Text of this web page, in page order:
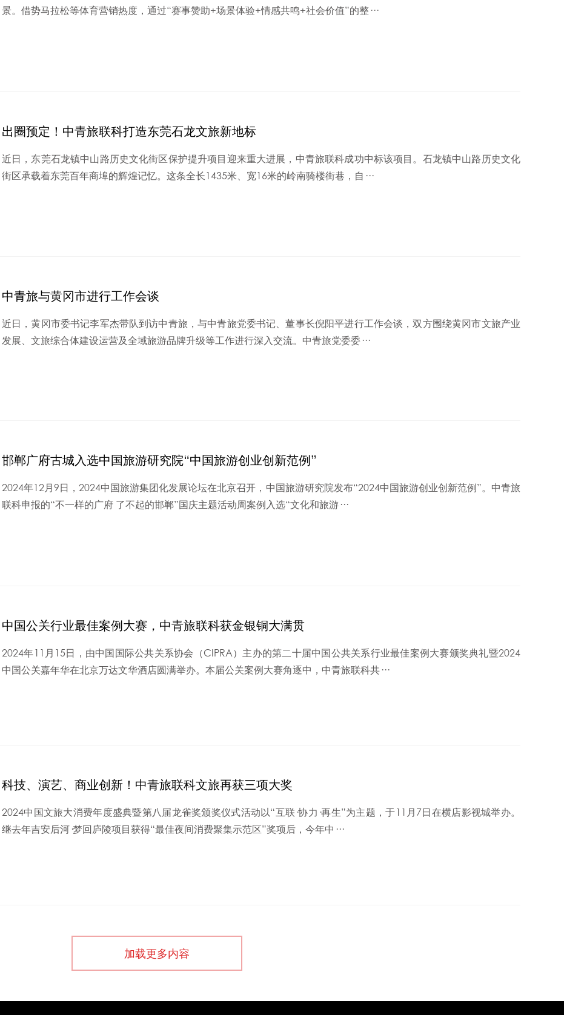
景。借势马拉松等体育营销热度，通过“赛事赞助+场景体验+情感共鸣+社会价值”的整···
出圈预定！中青旅联科打造东莞石龙文旅新地标
近日，东莞石龙镇中山路历史文化街区保护提升项目迎来重大进展，中青旅联科成功中标该项目。石龙镇中山路历史文化
街区承载着东莞百年商埠的辉煌记忆。这条全长1435米、宽16米的岭南骑楼街巷，自···
中青旅与黄冈市进行工作会谈
近日，黄冈市委书记李军杰带队到访中青旅，与中青旅党委书记、董事长倪阳平进行工作会谈，双方围绕黄冈市文旅产业
发展、文旅综合体建设运营及全域旅游品牌升级等工作进行深入交流。中青旅党委委···
邯郸广府古城入选中国旅游研究院“中国旅游创业创新范例”
2024年12月9日，2024中国旅游集团化发展论坛在北京召开，中国旅游研究院发布“2024中国旅游创业创新范例”。中青旅
联科申报的“不一样的广府 了不起的邯郸”国庆主题活动周案例入选“文化和旅游···
中国公关行业最佳案例大赛，中青旅联科获金银铜大满贯
2024年11月15日，由中国国际公共关系协会（CIPRA）主办的第二十届中国公共关系行业最佳案例大赛颁奖典礼暨2024
中国公关嘉年华在北京万达文华酒店圆满举办。本届公关案例大赛角逐中，中青旅联科共···
科技、演艺、商业创新！中青旅联科文旅再获三项大奖
2024中国文旅大消费年度盛典暨第八届龙雀奖颁奖仪式活动以“互联·协力·再生”为主题，于11月7日在横店影视城举办。
继去年吉安后河·梦回庐陵项目获得“最佳夜间消费聚集示范区”奖项后，今年中···
加载更多内容